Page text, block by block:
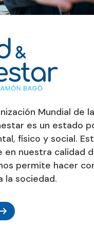
Mundial de
es un estado
físico y social.
en nuestra calidad
permite hacer
la sociedad.